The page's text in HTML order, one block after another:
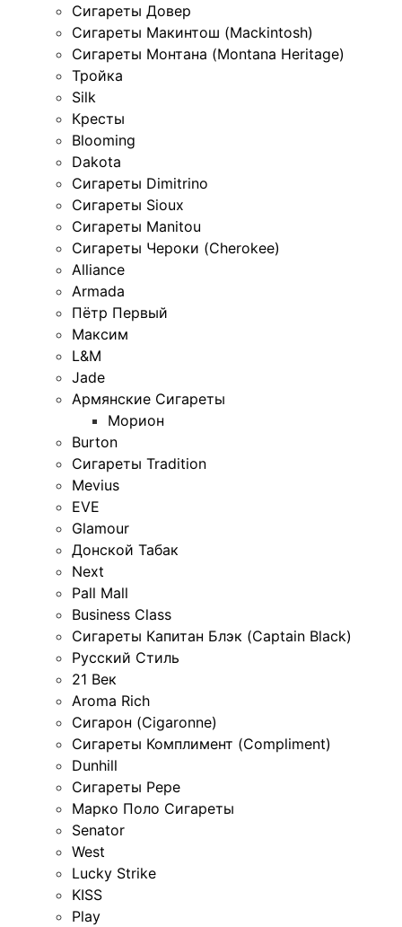
Сигареты Довер
Сигареты Макинтош (Mackintosh)
Сигареты Монтана (Montana Heritage)
Тройка
Silk
Кресты
Blooming
Dakota
Сигареты Dimitrino
Сигареты Sioux
Сигареты Manitou
Сигареты Чероки (Cherokee)
Alliance
Armada
Пётр Первый
Максим
L&M
Jade
Армянские Сигареты
Морион
Burton
Сигареты Tradition
Mevius
EVE
Glamour
Донской Табак
Next
Pall Mall
Business Class
Сигареты Капитан Блэк (Captain Black)
Русский Стиль
21 Век
Aroma Rich
Сигарон (Cigaronne)
Сигареты Комплимент (Compliment)
Dunhill
Сигареты Pepe
Марко Поло Сигареты
Senator
West
Lucky Strike
KISS
Play